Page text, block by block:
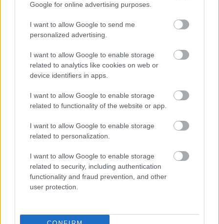
Google for online advertising purposes.
I want to allow Google to send me
personalized advertising.
I want to allow Google to enable storage
related to analytics like cookies on web or
device identifiers in apps.
I want to allow Google to enable storage
related to functionality of the website or app.
I want to allow Google to enable storage
related to personalization.
I want to allow Google to enable storage
related to security, including authentication
functionality and fraud prevention, and other
user protection.
az albumBenediction
című nyitódalának hivatalos
videoklipje: